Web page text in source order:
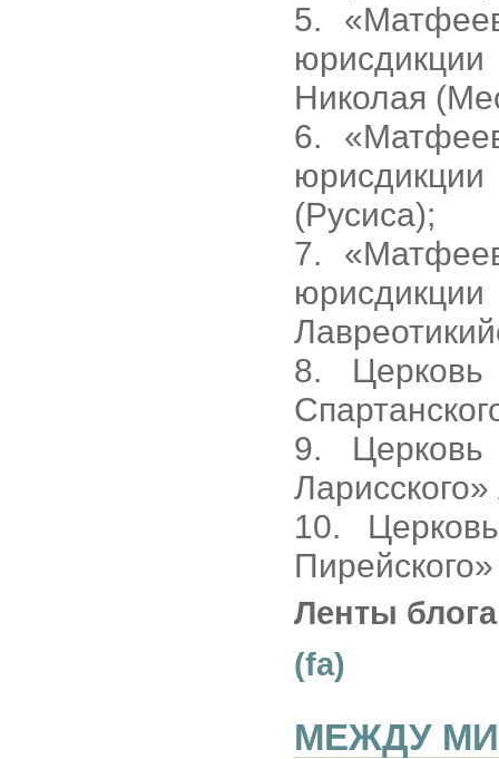
5.
Николая
6.
(Русиса);
7.
8.
9.
10.
Ленты
(fa)
МЕЖДУ